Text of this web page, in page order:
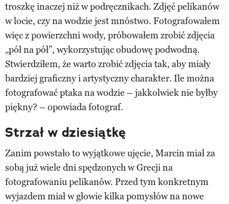
troszkę inaczej niż w podręcznikach. Zdjęć pelikanów
w locie, czy na wodzie jest mnóstwo. Fotografowałem
więc z powierzchni wody, próbowałem zrobić zdjęcia
„pół na pół”, wykorzystując obudowę podwodną.
Stwierdziłem, że warto zrobić zdjęcia tak, aby miały
bardziej graficzny i artystyczny charakter. Ile można
fotografować ptaka na wodzie – jakkolwiek nie byłby
piękny? – opowiada fotograf.
Strzał w dziesiątkę
Zanim powstało to wyjątkowe ujęcie, Marcin miał za
sobą już wiele dni spędzonych w Grecji na
fotografowaniu pelikanów. Przed tym konkretnym
wyjazdem miał w głowie kilka pomysłów na nowe